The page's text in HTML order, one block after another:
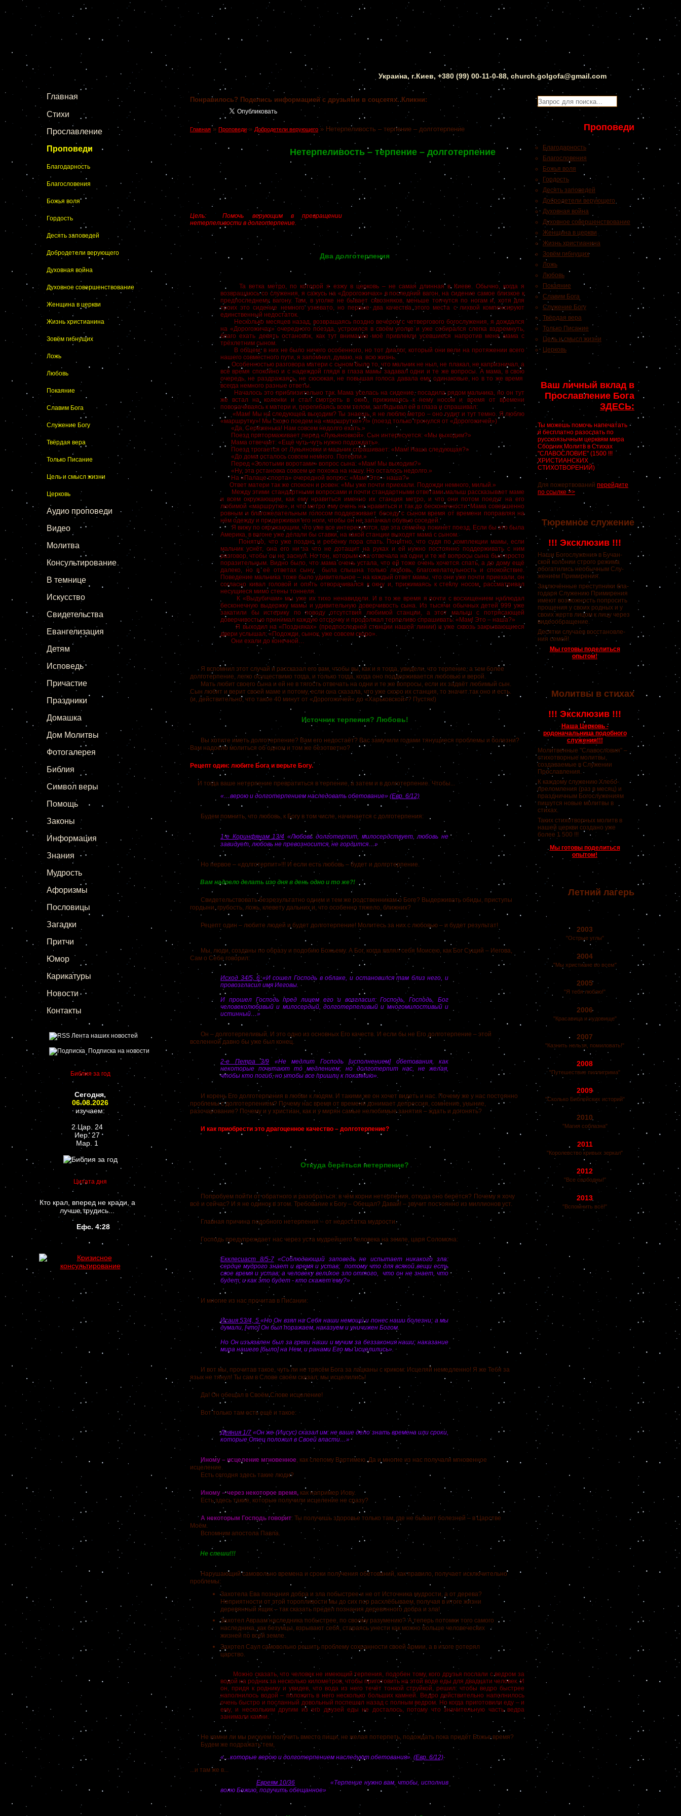
Украина, г.Киев, +380 (99) 00-11-0-88, church.golgofa@gmail.com
Главная
Стихи
Прославление
Проповеди
Благодарность
Благословения
Божья воля
Гордость
Десять заповедей
Добродетели верующего
Духовная война
Духовное совершенствование
Женщина в церкви
Жизнь христианина
Зовём гибнущих
Ложь
Любовь
Покаяние
Славим Бога
Служение Богу
Твёрдая вера
Только Писание
Цель и смысл жизни
Церковь
Аудио проповеди
Видео
Молитва
Консультирование
В темнице
Искусство
Свидетельства
Евангелизация
Детям
Исповедь
Причастие
Праздники
Домашка
Дом Молитвы
Фотогалерея
Библия
Символ веры
Помощь
Законы
Информация
Знания
Мудрость
Афоризмы
Пословицы
Загадки
Притчи
Юмор
Карикатуры
Новости
Контакты
Лента наших новостей
Подписка на новости
Библия за год
Сегодня,
06.08.2026
изучаем:
2 Цар. 24
Иер. 27
Мар. 1
Цитата дня
Кто крал, вперед не кради, а
лучше трудись...
Ефс. 4:28
Понравилось? Поделись информацией с друзьями в соцсетях. Кликни:
Главная » Проповеди» Добродетели верующего » Нетерпеливость – терпение – долготерпение
Нетерпеливость – терпение – долготерпение
Цель: Помочь верующим в превращении
нетерпеливости в долготерпение.
Два долготерпения
Та ветка метро, по которой я езжу в церковь – не самая длинная в Киеве. Обычно, когда я
возвращаюсь со служения, я сажусь на «Дорогожичах» в последний вагон, на сидение самое близкое к
предпоследнему вагону. Там, в уголке не бывает сквозняков, меньше топчутся по ногам и, хотя для
троих это сидение немного узковато, но первые два качества этого места с лихвой компенсируют
единственный недостаток.
Несколько месяцев назад, возвращаясь поздно вечером с четвергового богослужения, я дождался
на «Дорогожичах» очередного поезда, устроился в своём уголке и уже собирался слегка вздремнуть,
благо ехать девять остановок, как тут внимание моё привлекли усевшиеся напротив меня мама с
трёхлетним сыном.
В общем, в них не было ничего особенного, но тот диалог, который они вели на протяжении всего
нашего совместного пути, я запомнил, думаю, на всю жизнь.
Особенностью разговора матери с сыном было то, что мальчик не ныл, не плакал, не капризничал, а
всё время спокойно и с надеждой глядя в глаза мамы задавал одни и те же вопросы. А мама, в свою
очередь, не раздражаясь, не сюсюкая, не повышая голоса давала ему одинаковые, но в то же время
всегда немного разные ответы.
Началось это приблизительно так. Мама уселась на сидение, посадила рядом мальчика, но он тут
же встал на коленки и стал смотреть в окно, прижимаясь к нему носом и время от времени
поворачиваясь к матери и, перегибаясь всем телом, заглядывал ей в глаза и спрашивал:
«Мам! Мы на следующей выходим? Ты знаешь, я не люблю метро – оно гудит и тут темно. Я люблю
«маршрутку»! Мы скоро поедем на «маршрутке»?!» (поезд только тронулся от «Дорогожичей»)
«Да, Серёженька! Нам совсем недолго ехать.»
Поезд притормаживает перед «Лукьяновкой». Сын интересуется: «Мы выходим?»
Мама отвечает: «Ещё чуть-чуть нужно подождать».
Поезд трогается от Лукьяновки и мальчик спрашивает: «Мам! Наша следующая?»
«До дома осталось совсем немного. Потерпи.»
Перед «Золотыми воротами» вопрос сына: «Мам! Мы выходим?»
«Ну, эта остановка совсем не похожа на нашу. Но осталось недолго.»
На «Палаце спорта» очередной вопрос: «Мам! Это – наша?»
Ответ матери так же спокоен и ровен: «Мы уже почти приехали. Подожди немного, милый.»
Между этими стандартными вопросами и почти стандартными ответами малыш рассказывает маме
и всем окружающим, как ему нравиться именно их станция метро, и что они потом поедут на его
любимой «маршрутке», и что метро ему очень не нравиться и так до бесконечности. Мама совершенно
ровным и благожелательным голосом поддерживает беседу с сыном время от времени поправляя на
нём одежду и придерживая его ноги, чтобы он не запачкал обувью соседей.
Я вижу по окружающим, что уже все интересуются, где эта семейка покинет поезд. Если бы это была
Америка, в вагоне уже делали бы ставки, на какой станции выходят мама с сыном.
Понятно, что уже поздно и ребёнку пора спать. Понятно, что судя по комплекции мамы, если
мальчик уснёт, она его ни за что не дотащит на руках и ей нужно постоянно поддерживать с ним
разговор, чтобы он не заснул. Но тон, которым она отвечала на одни и те же вопросы сына был просто
поразительным. Видно было, что мама очень устала, что ей тоже очень хочется спать, а до дому ещё
далеко, но в её ответах сыну была слышна только любовь, благожелательность и спокойствие.
Поведение мальчика тоже было удивительное – на каждый ответ мамы, что они уже почти приехали, он
согласно кивал головой и опять отворачивался к окну и, прижимаясь к стеклу носом, рассматривал
несущиеся мимо стены тоннеля.
К «Выдубичам» мы уже их тихо ненавидели. И в то же время я почти с восхищением наблюдал
бесконечную выдержку мамы и удивительную доверчивость сына. Из тысячи обычных детей 999 уже
закатили бы истерику по поводу отсутствия любимой станции, а этот малыш с потрясающей
доверчивостью принимал каждую отсрочку и продолжал терпеливо спрашивать: «Мам! Это – наша?»
Я выходил на «Поздняках» (предпоследней станции нашей линии) и уже сквозь закрывающиеся
двери услышал: «Подожди, сынок, уже совсем скоро».
Они ехали до конечной…
Я вспомнил этот случай и рассказал его вам, чтобы вы, как и я тогда, увидели, что терпение, а тем более
долготерпение, легко осуществимо тогда, и только тогда, когда оно поддерживается любовью и верой.
Мать любит своего сына и ей не в тягость отвечать на одни и те же вопросы, если их задаёт любимый сын.
Сын любит и верит своей маме и потому, если она сказала, что уже скоро их станция, то значит так оно и есть.
(и, действительно, что такое 40 минут от «Дорогожичей» до «Харьковской»? Пустяк!)
Источник терпения? Любовь!
Вы хотите иметь долготерпение? Вам его недостаёт? Вас замучили годами тянущиеся проблемы и болезни?
Вам надоело молиться об одном и том же безответно?
Рецепт один: любите Бога и верьте Богу.
И тогда ваше нетерпение превратиться в терпение, а затем и в долготерпение. Чтобы...
«…верою и долготерпением наследовать обетование» (Евр. 6/12)
Будем помнить, что любовь, к Богу в том числе, начинается с долготерпения:
1-е Коринфянам 13/4 «Любовь долготерпит, милосердствует, любовь не
завидует, любовь не превозносится, не гордится…»
Но первое – «долготерпит»!!! И если есть любовь – будет и долготерпение.
Вам надоело делать изо дня в день одно и то же?!
Свидетельствовать безрезультатно одним и тем же родственникам о Боге? Выдерживать обиды, приступы
гордыни, грубость, ложь, клевету дальних и, что особенно тяжело, ближних?
Рецепт один – любите людей и будет долготерпение! Молитесь за них с любовью – и будет результат!
Мы, люди, созданы по образу и подобию Божьему. А Бог, когда являл себя Моисею, как Бог Сущий – Иегова,
Сам о Себе говорил:
Исход 34/5, 6«И сошел Господь в облаке, и остановился там близ него, и
провозгласил имя Иеговы.
И прошел Господь пред лицем его и возгласил: Господь, Господь, Бог
человеколюбивый и милосердый, долготерпеливый и многомилостивый и
истинный…»
Он – долготерпеливый. И это одно из основных Его качеств. И если бы не Его долготерпение – этой
вселенной давно бы уже был конец.
2-е Петра 3/9 «Не медлит Господь [исполнением] обетования, как
некоторые почитают то медлением; но долготерпит нас, не желая,
чтобы кто погиб, но чтобы все пришли к покаянию».
И корень Его долготерпения в любви к людям. И такими же он хочет видеть и нас. Почему же у нас постоянно
проблемы с долготерпением? Почему нас время от времени донимает депрессия, сомнение, уныние,
разочарование? Почему и у христиан, как и у мирян самые нелюбимые занятия – ждать и догонять?
И как приобрести это драгоценное качество – долготерпение?
Откуда берёться нетерпение?
Попробуем пойти от обратного и разобраться: в чём корни нетерпения, откуда оно берётся? Почему я хочу
всё и сейчас? И я не одинок в этом. Требование к Богу – Обещал? Давай! – звучит постоянно из миллионов уст.
Главная причина подобного нетерпения – от недостатка мудрости.
Господь предупреждает нас через уста мудрейшего человека на земле, царя Соломона:
Екклесиаст 8/5-7«Соблюдающий заповедь не испытает никакого зла:
сердце мудрого знает и время и устав; потому что для всякой вещи есть
свое время и устав; а человеку великое зло оттого, что он не знает, что
будет; и как это будет - кто скажет ему?»
И многие из нас прочитав в Писании:
Исаия 53/4, 5 «Но Он взял на Себя наши немощи и понес наши болезни; а мы
думали, [что] Он был поражаем, наказуем и уничижен Богом.
Но Он изъязвлен был за грехи наши и мучим за беззакония наши; наказание
мира нашего [было] на Нем, и ранами Его мы исцелились».
И вот мы, прочитав такое, чуть ли не трясём Бога за лацканы с криком: Исцеляй немедленно! Я же Тебя за
язык не тянул! Ты сам в Слове своём сказал: мы исцелились!
Да! Он обещал в Своём Слове исцеление!
Вот только там есть ещё и такое:
Деяния 1/7 «Он же (Иисус) сказал им: не ваше дело знать времена или сроки,
которые Отец положил в Своей власти…»
Иному – исцеление мгновенное, как слепому Вартимею. Да и многие из нас получали мгновенное
исцеление.
Есть сегодня здесь такие люди?
Иному – через некоторое время, как например Иову.
Есть здесь такие, которые получили исцеление не сразу?
А некоторым Господь говорит: Ты получишь здоровье только там, где не бывает болезней – в Царстве
Моём.
Вспомним апостола Павла.
Не спеши!!!
Нарушающий самовольно времена и сроки получения обетований, как правило, получает исключительно
проблемы:
Захотела Ева познания добра и зла побыстрее и не от Источника мудрости, а от дерева?
Неприятности от этой торопливости мы до сих пор расхлёбываем, получая в итоге жизни
деревянный ящик – так сказать предел познания деревянного добра и зла!
Захотел Авраам наследника побыстрее, по своему разумению? А теперь потомки того самого
наследника, как безумцы, взрывают себя, стараясь унести как можно больше человеческих
жизней по всей земле.
Захотел Саул самовольно решить проблему сохранности своей армии, а в итоге потерял
царство.
Можно сказать, что человек не имеющий терпения, подобен тому, кого друзья послали с ведром за
водой на родник за несколько километров, чтобы приготовить на этой воде еды для двадцати человек. И
он, придя к роднику и увидев, что вода из него течёт тонкой струйкой, решил: чтобы ведро быстрее
наполнилось водой – положить в него несколько больших камней. Ведро действительно наполнилось
очень быстро и посланный довольный поспешил назад с полным ведром. Но когда приготовили еду – и
ему, и нескольким другим из его друзей еды не досталось, потому что значительную часть ведра
занимали камни.
Не камни ли мы рискуем получить вместо пищи, не желая потерпеть, подождать пока придёт Божье время?
Будем же подражать тем,
«…которые верою и долготерпением наследуют обетования». (Евр. 6/12)
...и там же в...
Послании к Евреям 10/36
«Терпение нужно вам, чтобы, исполнив
волю Божию, получить обещанное»
Проповеди
Благодарность
Благословения
Божья воля
Гордость
Десять заповедей
Добродетели верующего
Духовная война
Духовное совершенствование
Женщина в церкви
Жизнь христианина
Зовём гибнущих
Ложь
Любовь
Покаяние
Славим Бога
Служение Богу
Твёрдая вера
Только Писание
Цель и смысл жизни
Церковь
Ваш личный вклад в
Прославление Бога
ЗДЕСЬ:
Ты можешь помочь напечатать
и бесплатно разослать по
русскоязычным церквям мира
Сборник Молитв в Стихах
"СЛАВОСЛОВИЕ" (1500 !!!
ХРИСТИАНСКИХ
СТИХОТВОРЕНИЙ)
Для пожертвований перейдите
по ссылке >>
Тюремное служение
!!! Эксклюзив !!!
Наши Богослужения в Бучан-
ской колонии строго режима
обогатились необычным Слу-
жением Примирения.
Заключённые преступники бла-
годаря Служению Примирения
имеют возможность попросить
прощения у своих родных и у
своих жертв лицом к лицу через
видеообращение.
Десятки случаев восстановле-
ния семей!
Мы готовы поделиться
опытом!
Молитвы в стихах
!!! Эксклюзив !!!
Наша Церковь -
родоначальница подобного
служения!!!
Молитвенные "Славословия" –
стихотворные молитвы,
создаваемые в Служении
Прославления.
К каждому служению Хлебо-
преломления (раз в месяц) и
праздничным Богослужениям
пишутся новые молитвы в
стихах.
Таких стихотворных молитв в
нашей церкви создано уже
более 1 500 !!!
Мы готовы поделиться
опытом!
Летний лагерь
2003
"Острые углы"
2004
"Мы христиане во всем"
2005
"Я тебя люблю!"
2006
"Красавица и чудовище"
2007
"Казнить нельзя, помиловать!"
2008
"Путешествие пиллигрима"
2009
"Сколько Библейских историй"
2010
"Магия соблазна"
2011
"Королевство кривых зеркал"
2012
"Все свободны!"
2013
"Вспомнить всё!"